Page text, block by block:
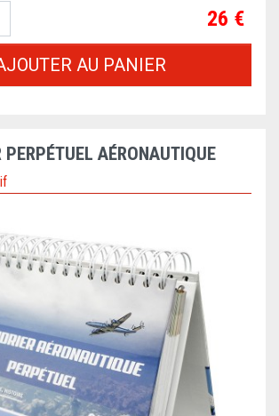
Prix
26 €
AU PANIER
PERPÉTUEL AÉRONAUTIQUE